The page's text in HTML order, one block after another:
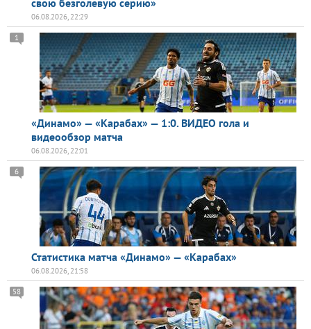
свою безголевую серию»
06.08.2026, 22:29
«Динамо» — «Карабах» — 1:0. ВИДЕО гола и
видеообзор матча
1
06.08.2026, 22:01
Статистика матча «Динамо» — «Карабах»
6
06.08.2026, 21:58
58